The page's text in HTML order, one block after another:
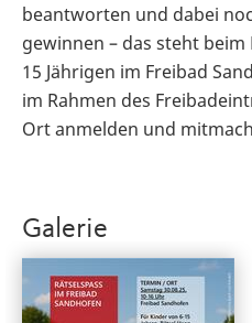
beantworten und dabei
gewinnen – das steht beim
15 Jährigen im Freibad
im Rahmen des
Ort anmelden und
Galerie